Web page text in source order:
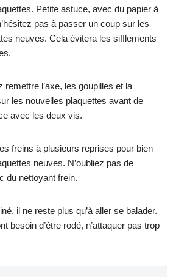
Petite astuce, avec du papier à
pas à passer un coup sur les
neuves. Cela évitera les sifflements
remettre l’axe, les goupilles et la
les nouvelles plaquettes avant de
avec les deux vis.
freins à plusieurs reprises pour bien
neuves. N’oubliez pas de
du nettoyant frein.
il ne reste plus qu’à aller se balader.
besoin d’être rodé, n’attaquer pas trop